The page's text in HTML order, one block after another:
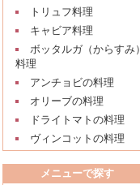
トリュフ料理
キャビア料理
ボッタルガ（からすみ）
料理
アンチョビの料理
オリーブの料理
ドライトマトの料理
ヴィンコットの料理
メニューで探す